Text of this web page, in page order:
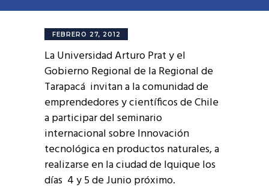
FEBRERO 27, 2012
La Universidad Arturo Prat y el
Gobierno Regional de la Regional de
Tarapacá invitan a la comunidad de
emprendedores y científicos de Chile
a participar del seminario
internacional sobre Innovación
tecnológica en productos naturales, a
realizarse en la ciudad de Iquique los
días 4 y 5 de Junio próximo.